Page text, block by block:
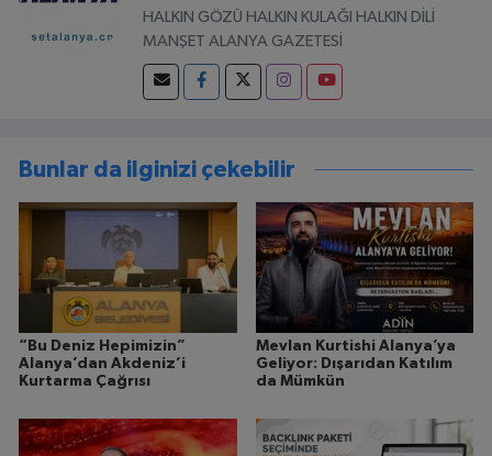
HALKIN GÖZÜ HALKIN KULAĞI HALKIN DİLİ
MANŞET ALANYA GAZETESİ
Bunlar da ilginizi çekebilir
“Bu Deniz Hepimizin”
Alanya’dan Akdeniz’i
Kurtarma Çağrısı
Mevlan Kurtishi Alanya’ya
Geliyor: Dışarıdan Katılım
da Mümkün